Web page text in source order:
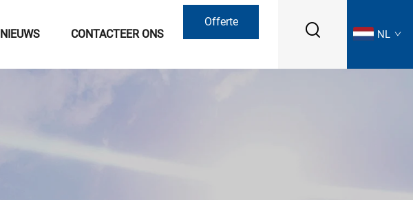
NIEUWS CONTACTEER ONS
Offerte
NL